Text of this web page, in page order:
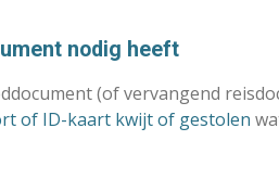
nodig heeft
(of vervangend
of ID-kaart kwijt of gestolen